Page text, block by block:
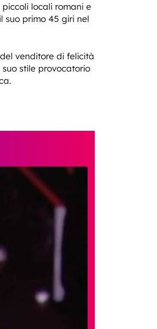
locali romani e
suo primo 45 giri nel
venditore di felicità
stile provocatorio